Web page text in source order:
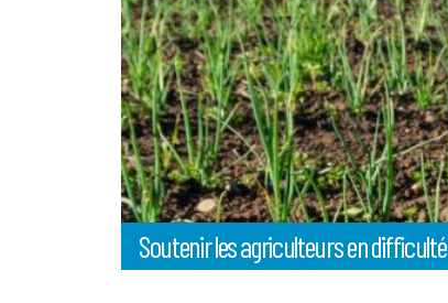
Soutenir les agriculteurs en difficulté